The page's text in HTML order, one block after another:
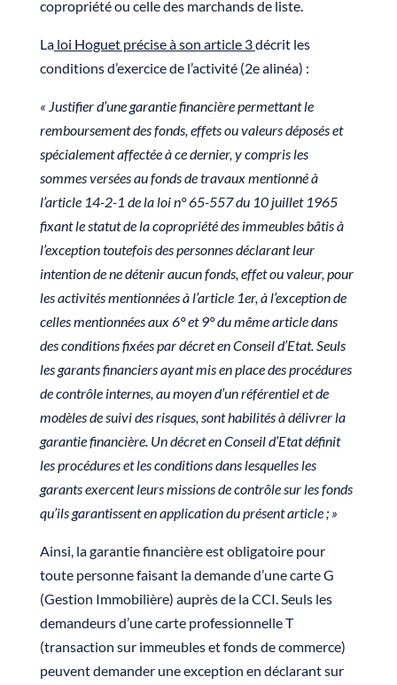
copropriété ou celle des marchands de liste.
Laloi Hoguet précise à son article 3décrit les
conditions d’exercice de l’activité (2e alinéa) :
« Justifier d’une garantie financière permettant le
remboursement des fonds, effets ou valeurs déposés et
spécialement affectée à ce dernier, y compris les
sommes versées au fonds de travaux mentionné à
l’article 14-2-1 de la loi n° 65-557 du 10 juillet 1965
fixant le statut de la copropriété des immeubles bâtis à
l’exception toutefois des personnes déclarant leur
intention de ne détenir aucun fonds, effet ou valeur, pour
les activités mentionnées à l’article 1er, à l’exception de
celles mentionnées aux 6° et 9° du même article dans
des conditions fixées par décret en Conseil d’Etat. Seuls
les garants financiers ayant mis en place des procédures
de contrôle internes, au moyen d’un référentiel et de
modèles de suivi des risques, sont habilités à délivrer la
garantie financière. Un décret en Conseil d’Etat définit
les procédures et les conditions dans lesquelles les
garants exercent leurs missions de contrôle sur les fonds
qu’ils garantissent en application du présent article ; »
Ainsi, la garantie financière est obligatoire pour
toute personne faisant la demande d’une carte G
(Gestion Immobilière) auprès de la CCI. Seuls les
demandeurs d’une carte professionnelle T
(transaction sur immeubles et fonds de commerce)
peuvent demander une exception en déclarant sur